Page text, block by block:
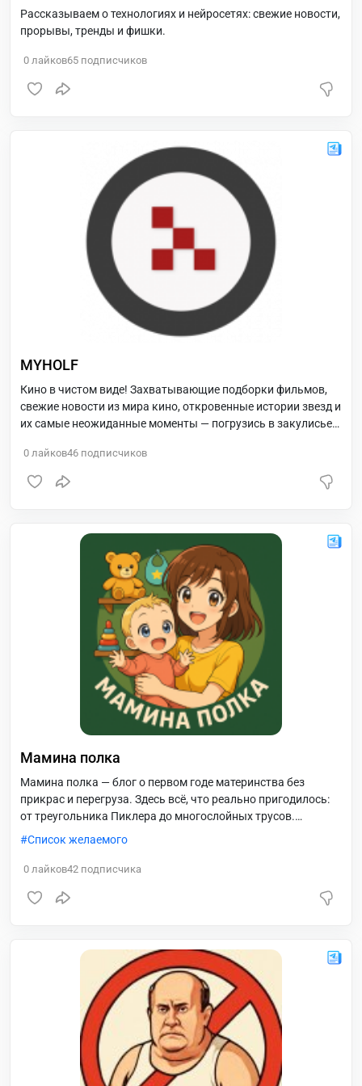
Рассказываем о технологиях и нейросетях: свежие новости,
прорывы, тренды и фишки.
0 лайков65 подписчиков
MYHOLF
Кино в чистом виде! Захватывающие подборки фильмов,
свежие новости из мира кино, откровенные истории звезд и
их самые неожиданные моменты — погрузись в закулисье
0 лайков46 подписчиков
Мамина полка
Мамина полка — блог о первом годе материнства без
прикрас и перегруза. Здесь всё, что реально пригодилось:
от треугольника Пиклера до многослойных трусов.
Подборки, моторика, антивишлисты, одежда, честные
(Северное Медведково) ? Давайте дружить, встречаться на
Список желаемого
0 лайков42 подписчика